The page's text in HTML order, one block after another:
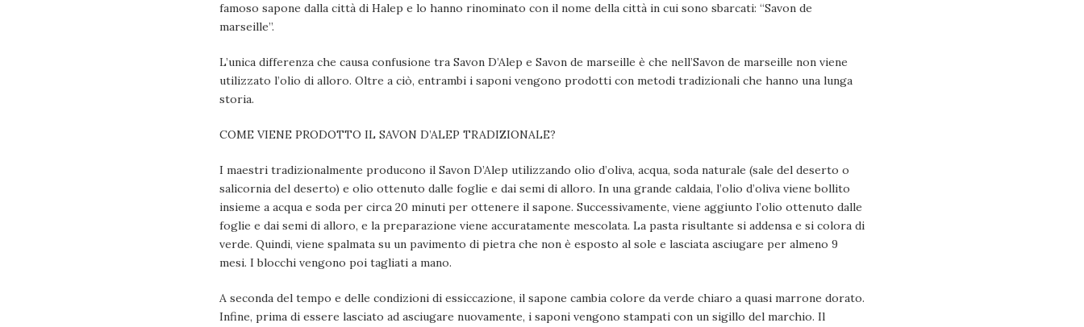
famoso sapone dalla città di Halep e lo hanno rinominato con il nome della città in cui sono sbarcati: “Savon de
marseille”.
L’unica differenza che causa confusione tra Savon D’Alep e Savon de marseille è che nell’Savon de marseille non viene
utilizzato l’olio di alloro. Oltre a ciò, entrambi i saponi vengono prodotti con metodi tradizionali che hanno una lunga
storia.
COME VIENE PRODOTTO IL SAVON D’ALEP TRADIZIONALE?
I maestri tradizionalmente producono il Savon D’Alep utilizzando olio d’oliva, acqua, soda naturale (sale del deserto o
salicornia del deserto) e olio ottenuto dalle foglie e dai semi di alloro. In una grande caldaia, l’olio d’oliva viene bollito
insieme a acqua e soda per circa 20 minuti per ottenere il sapone. Successivamente, viene aggiunto l’olio ottenuto dalle
foglie e dai semi di alloro, e la preparazione viene accuratamente mescolata. La pasta risultante si addensa e si colora di
verde. Quindi, viene spalmata su un pavimento di pietra che non è esposto al sole e lasciata asciugare per almeno 9
mesi. I blocchi vengono poi tagliati a mano.
A seconda del tempo e delle condizioni di essiccazione, il sapone cambia colore da verde chiaro a quasi marrone dorato.
Infine, prima di essere lasciato ad asciugare nuovamente, i saponi vengono stampati con un sigillo del marchio. Il